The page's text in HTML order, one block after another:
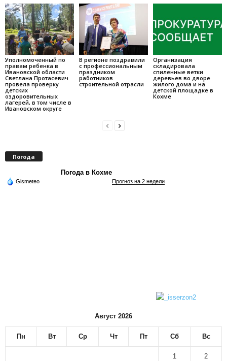
Уполномоченный по
правам ребенка в
Ивановской области
Светлана Протасевич
провела проверку
детских
оздоровительных
лагерей, в том числе в
Ивановском округе
В регионе поздравили
с профессиональным
праздником
работников
строительной отрасли
Организация
складировала
спиленные ветки
деревьев во дворе
жилого дома и на
детской площадке в
Кохме
Погода
Погода в Кохме
Gismeteo Прогноз на 2 недели
Август 2026
Пн Вт Ср Чт Пт Сб Вс
1 2